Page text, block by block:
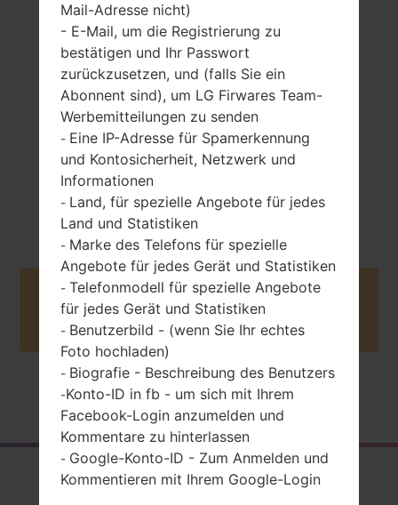
124.4 gramm (4.37
unzen)
entfernbar Li-Po
Unknown
März, 2015
Buy accessories on Amazon
Startseite →Serie →LG Spirit Y70 →LGH420F
Rückblick
Mail-Adresse nicht)
- E-Mail, um die Registrierung zu
bestätigen und Ihr Passwort
zurückzusetzen, und (falls Sie ein
Abonnent sind), um LG Firwares Team-
Werbemitteilungen zu senden
- Eine IP-Adresse für Spamerkennung
und Kontosicherheit, Netzwerk und
Informationen
- Land, für spezielle Angebote für jedes
Land und Statistiken
- Marke des Telefons für spezielle
Angebote für jedes Gerät und Statistiken
- Telefonmodell für spezielle Angebote
für jedes Gerät und Statistiken
- Benutzerbild - (wenn Sie Ihr echtes
Foto hochladen)
- Biografie - Beschreibung des Benutzers
-Konto-ID in fb - um sich mit Ihrem
Facebook-Login anzumelden und
Kommentare zu hinterlassen
- Google-Konto-ID - Zum Anmelden und
Kommentieren mit Ihrem Google-Login